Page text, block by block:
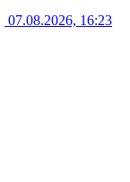
07.08.2026, 16:23